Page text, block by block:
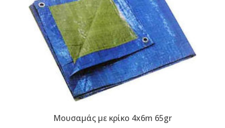
Μουσαμάς με κρίκο 4x6m 65gr